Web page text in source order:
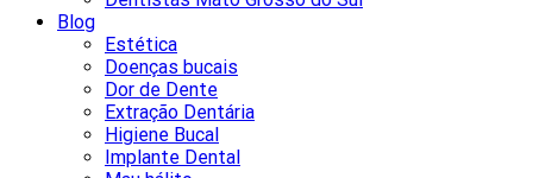
Blog
Estética
Doenças bucais
Dor de Dente
Extração Dentária
Higiene Bucal
Implante Dental